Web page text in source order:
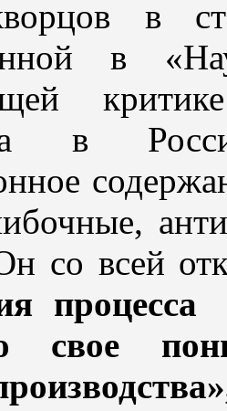
в
в
в
со всей
процесса
свое